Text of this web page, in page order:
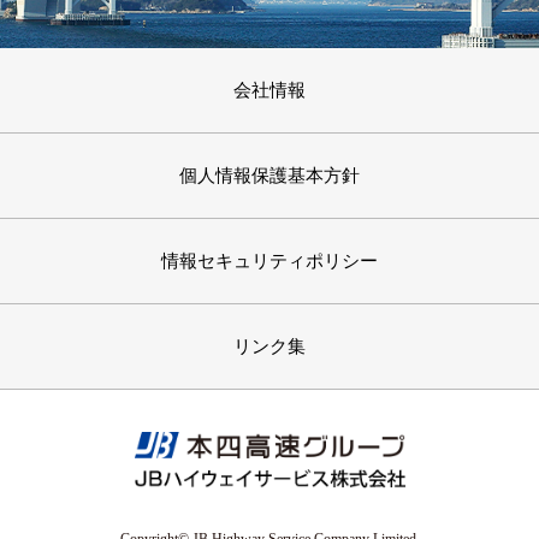
会社情報
個人情報保護基本方針
情報セキュリティポリシー
リンク集